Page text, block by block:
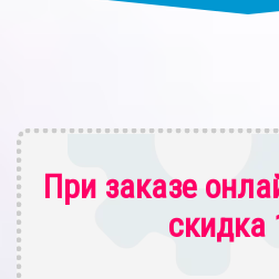
При заказе
скидка